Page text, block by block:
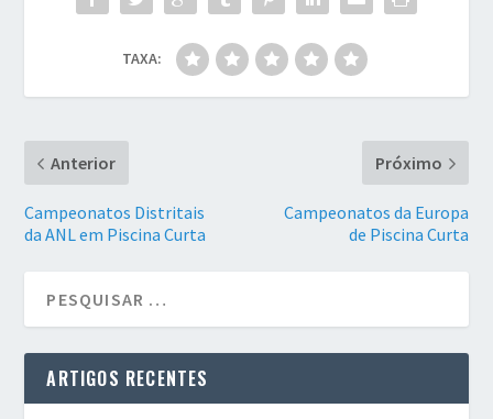
TAXA:
Anterior
Campeonatos Distritais
da ANL em Piscina Curta
Próximo
Campeonatos da Europa
de Piscina Curta
ARTIGOS RECENTES